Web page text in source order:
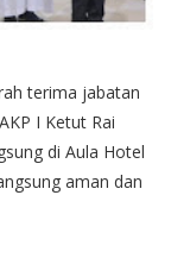
terima jabatan
I Ketut Rai
di Aula Hotel
aman dan